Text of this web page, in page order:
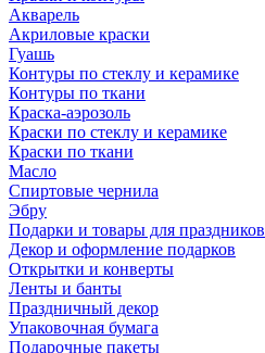
Акварель
Акриловые краски
Гуашь
Контуры по стеклу и керамике
Контуры по ткани
Краска-аэрозоль
Краски по стеклу и керамике
Краски по ткани
Масло
Спиртовые чернила
Эбру
Подарки и товары для праздников
Декор и оформление подарков
Открытки и конверты
Ленты и банты
Праздничный декор
Упаковочная бумага
Подарочные пакеты